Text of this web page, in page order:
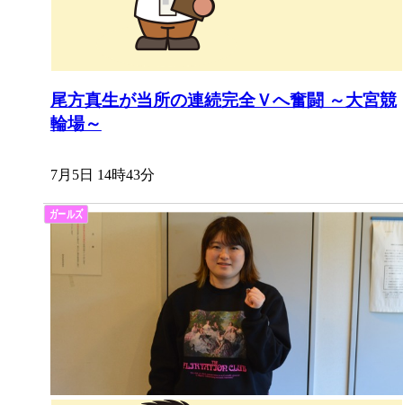
尾方真生が当所の連続完全Ｖへ奮闘 ～大宮競
輪場～
7月5日 14時43分